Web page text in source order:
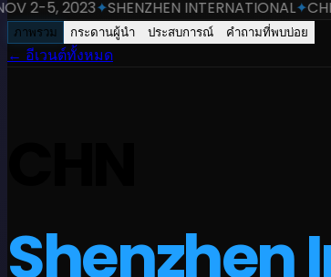
2-5, 2023✦SHENZHEN INTERNATIONAL✦CHN
ภาพรวม กระดานผู้นำ ประสบการณ์ คำถามที่พบบ่อย
← อีเวนต์ทั้งหมด
Shenzhen